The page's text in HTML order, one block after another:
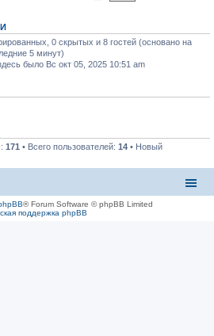
0 скрытых и 8 гостей (основано на
5 минут)
было Вс окт 05, 2025 10:51 am
171 • Всего пользователей: 14 • Новый
® Forum Software © phpBB Limited
поддержка phpBB